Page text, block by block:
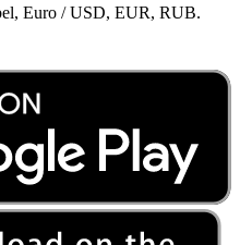
Euro / USD, EUR, RUB.